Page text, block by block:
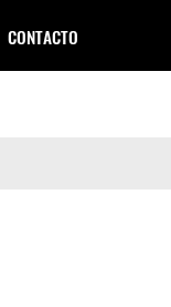
CONTACTO